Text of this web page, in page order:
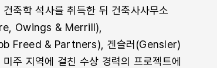
축학 석사를 취득한 뒤 건축사사무소
Owings & Merrill),
Freed & Partners), 겐슬러(Gensler)
주 지역에 걸친 수상 경력의 프로젝트에